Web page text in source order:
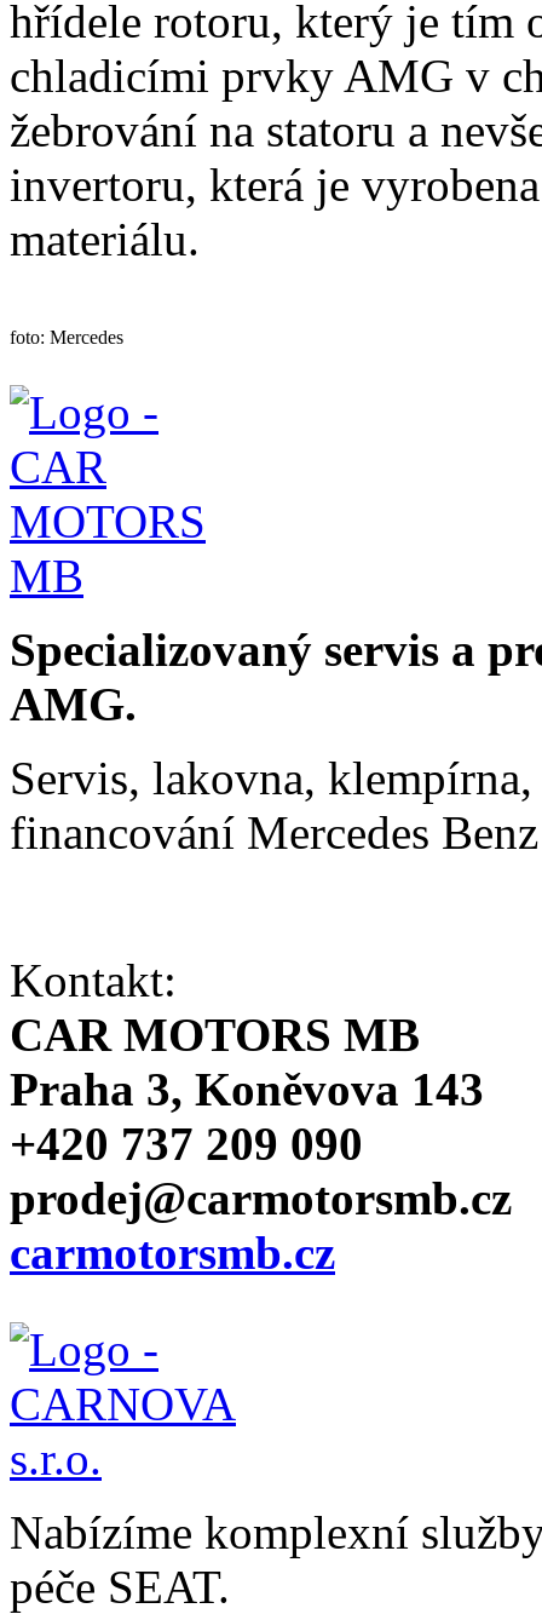
hřídele rotoru, který je tím
chladicími prvky AMG v
žebrování na statoru a
invertoru, která je
materiálu.
foto: Mercedes
Specializovaný servis a
AMG.
Servis, lakovna,
financování Mercedes
Kontakt:
CAR MOTORS MB
Praha 3, Koněvova 143
+420 737 209 090
prodej@carmotorsmb.cz
carmotorsmb.cz
Nabízíme komplexní
péče SEAT.